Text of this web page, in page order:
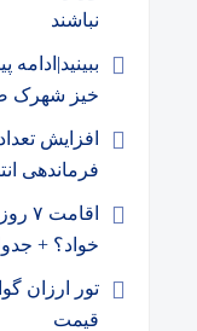
نباشند
خیز شهرک
افزایش
فرماندهی
خواد؟ +
قیمت